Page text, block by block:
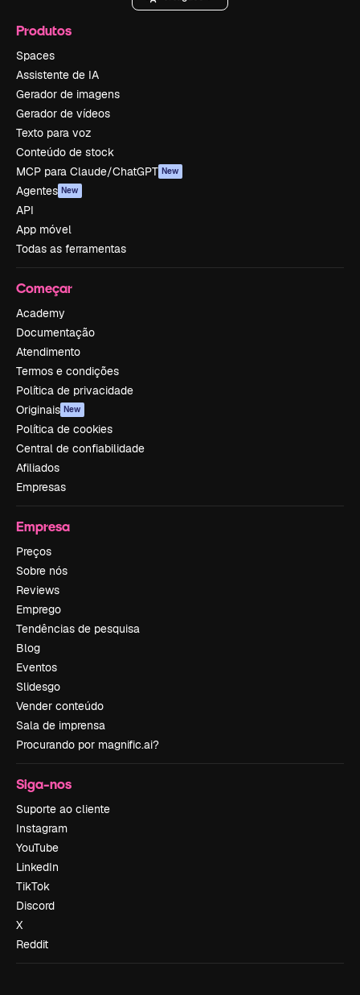
Produtos
Spaces
Assistente de IA
Gerador de imagens
Gerador de vídeos
Texto para voz
Conteúdo de stock
MCP para Claude/ChatGPT New
Agentes New
API
App móvel
Todas as ferramentas
Começar
Academy
Documentação
Atendimento
Termos e condições
Política de privacidade
Originais New
Política de cookies
Central de confiabilidade
Afiliados
Empresas
Empresa
Preços
Sobre nós
Reviews
Emprego
Tendências de pesquisa
Blog
Eventos
Slidesgo
Vender conteúdo
Sala de imprensa
Procurando por magnific.ai?
Siga-nos
Suporte ao cliente
Instagram
YouTube
LinkedIn
TikTok
Discord
X
Reddit